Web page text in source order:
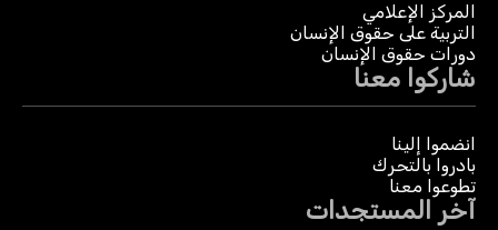
المركز الإعلامي
التربية على حقوق الإنسان
دورات حقوق الإنسان
شاركوا معنا
انضموا إلينا
بادروا بالتحرك
تطوعوا معنا
آخر المستجدات